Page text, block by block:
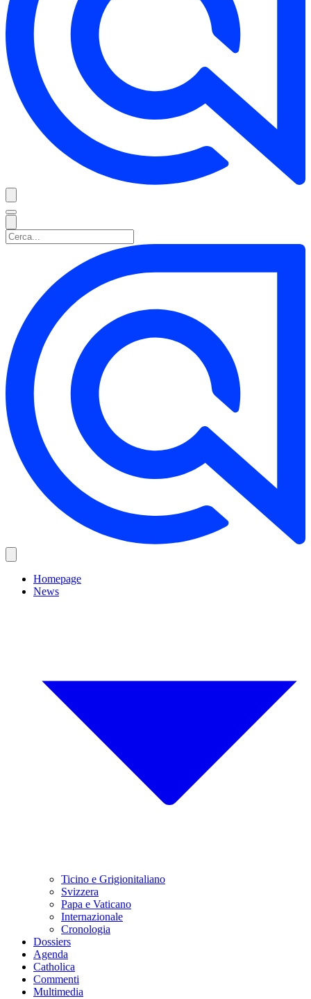
Homepage
News
Ticino e Grigionitaliano
Svizzera
Papa e Vaticano
Internazionale
Cronologia
Dossiers
Agenda
Catholica
Commenti
Multimedia